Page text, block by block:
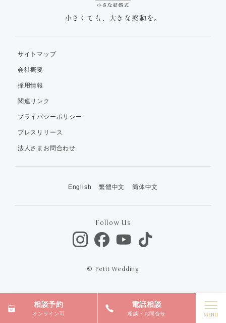
相談予約
オンライン可
電話相談
相談・お問合せ
小さくても、大きな感動を。
サイトマップ
会社概要
採用情報
関連リンク
プライバシーポリシー
プレスリリース
法人さまお問合わせ
English 繁體中文 簡体中文
Follow Us
© Petit Wedding